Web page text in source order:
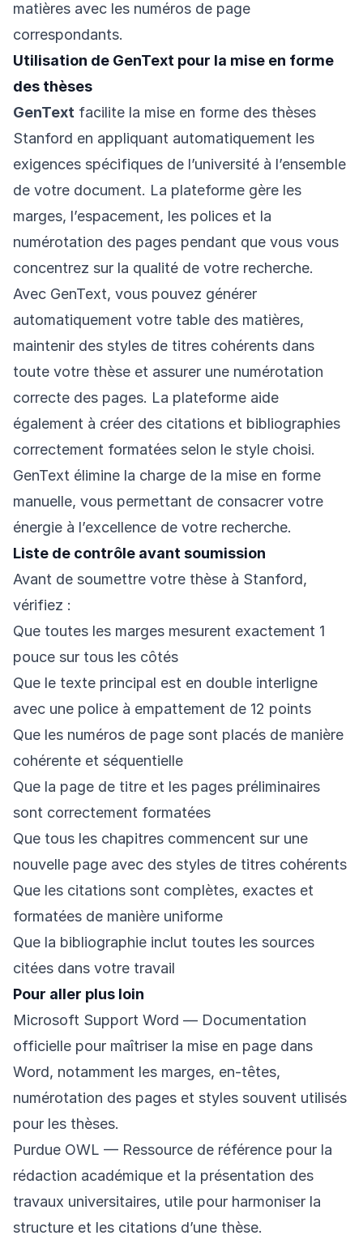
matières avec les numéros de page
correspondants.
Utilisation de GenText pour la mise en forme
des thèses
GenText facilite la mise en forme des thèses
Stanford en appliquant automatiquement les
exigences spécifiques de l’université à l’ensemble
de votre document. La plateforme gère les
marges, l’espacement, les polices et la
numérotation des pages pendant que vous vous
concentrez sur la qualité de votre recherche.
Avec GenText, vous pouvez générer
automatiquement votre table des matières,
maintenir des styles de titres cohérents dans
toute votre thèse et assurer une numérotation
correcte des pages. La plateforme aide
également à créer des citations et bibliographies
correctement formatées selon le style choisi.
GenText élimine la charge de la mise en forme
manuelle, vous permettant de consacrer votre
énergie à l’excellence de votre recherche.
Liste de contrôle avant soumission
Avant de soumettre votre thèse à Stanford,
vérifiez :
Que toutes les marges mesurent exactement 1
pouce sur tous les côtés
Que le texte principal est en double interligne
avec une police à empattement de 12 points
Que les numéros de page sont placés de manière
cohérente et séquentielle
Que la page de titre et les pages préliminaires
sont correctement formatées
Que tous les chapitres commencent sur une
nouvelle page avec des styles de titres cohérents
Que les citations sont complètes, exactes et
formatées de manière uniforme
Que la bibliographie inclut toutes les sources
citées dans votre travail
Pour aller plus loin
Microsoft Support Word — Documentation
officielle pour maîtriser la mise en page dans
Word, notamment les marges, en-têtes,
numérotation des pages et styles souvent utilisés
pour les thèses.
Purdue OWL — Ressource de référence pour la
rédaction académique et la présentation des
travaux universitaires, utile pour harmoniser la
structure et les citations d’une thèse.